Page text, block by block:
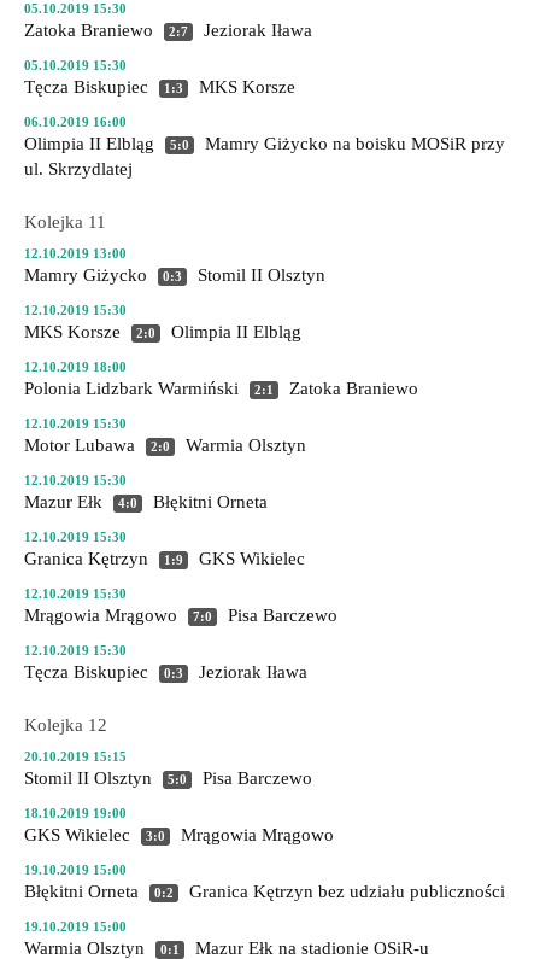
05.10.2019 15:30
Zatoka Braniewo 2:7 Jeziorak Iława
05.10.2019 15:30
Tęcza Biskupiec 1:3 MKS Korsze
06.10.2019 16:00
Olimpia II Elbląg 5:0 Mamry Giżycko na boisku MOSiR przy
ul. Skrzydlatej
Kolejka 11
12.10.2019 13:00
Mamry Giżycko 0:3 Stomil II Olsztyn
12.10.2019 15:30
MKS Korsze 2:0 Olimpia II Elbląg
12.10.2019 18:00
Polonia Lidzbark Warmiński 2:1 Zatoka Braniewo
12.10.2019 15:30
Motor Lubawa 2:0 Warmia Olsztyn
12.10.2019 15:30
Mazur Ełk 4:0 Błękitni Orneta
12.10.2019 15:30
Granica Kętrzyn 1:9 GKS Wikielec
12.10.2019 15:30
Mrągowia Mrągowo 7:0 Pisa Barczewo
12.10.2019 15:30
Tęcza Biskupiec 0:3 Jeziorak Iława
Kolejka 12
20.10.2019 15:15
Stomil II Olsztyn 5:0 Pisa Barczewo
18.10.2019 19:00
GKS Wikielec 3:0 Mrągowia Mrągowo
19.10.2019 15:00
Błękitni Orneta 0:2 Granica Kętrzyn bez udziału publiczności
19.10.2019 15:00
Warmia Olsztyn 0:1 Mazur Ełk na stadionie OSiR-u